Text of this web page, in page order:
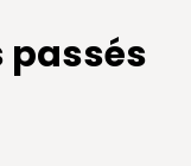
passés